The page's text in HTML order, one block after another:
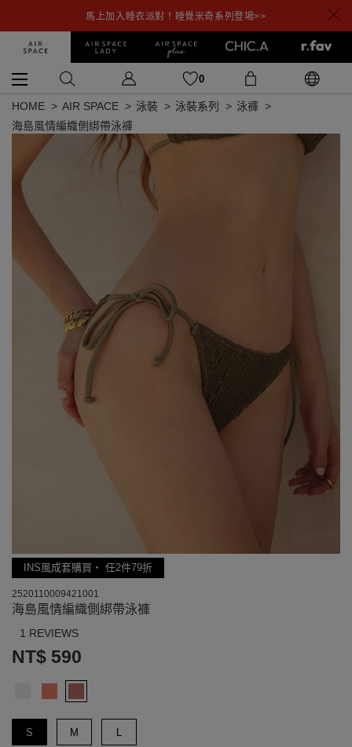
馬上加入睡衣派對！睡覺米奇系列登場>>
0
HOME AIR SPACE 泳裝 泳裝系列
泳褲
海島風情編織側綁帶泳褲
INS風成套購買‧ 任2件79折
2520110009421001
海島風情編織側綁帶泳褲
1 REVIEWS
NT$ 590
S M L